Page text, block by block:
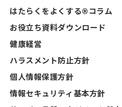
はたらくをよくする®コラム
お役立ち資料ダウンロード
健康経営
ハラスメント防止方針
個人情報保護方針
情報セキュリティ基本方針